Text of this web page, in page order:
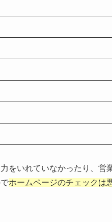
をいれていなかったり、営
ホームページのチェックは